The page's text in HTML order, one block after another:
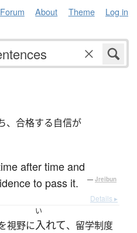
Forum About Theme Log in
、合格する自信が
after time and
to pass it.
— Jreibun
Details ▸
視野に
い
入れて、留学制度